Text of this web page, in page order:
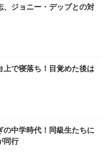
、ジョニー・デップとの対
上で寝落ち！目覚めた後は
の中学時代！同級生たちに
同行